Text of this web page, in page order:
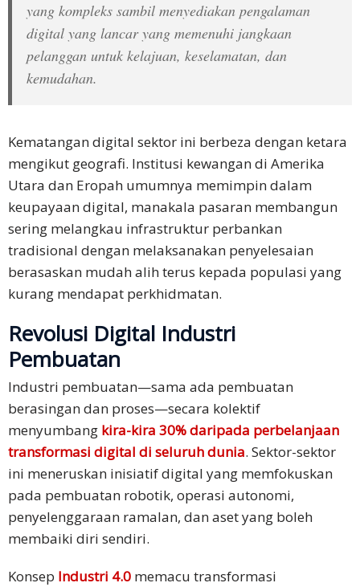
yang kompleks sambil menyediakan pengalaman
digital yang lancar yang memenuhi jangkaan
pelanggan untuk kelajuan, keselamatan, dan
kemudahan.
Kematangan digital sektor ini berbeza dengan ketara
mengikut geografi. Institusi kewangan di Amerika
Utara dan Eropah umumnya memimpin dalam
keupayaan digital, manakala pasaran membangun
sering melangkau infrastruktur perbankan
tradisional dengan melaksanakan penyelesaian
berasaskan mudah alih terus kepada populasi yang
kurang mendapat perkhidmatan.
Revolusi Digital Industri
Pembuatan
Industri pembuatan—sama ada pembuatan
berasingan dan proses—secara kolektif
menyumbang kira-kira 30% daripada perbelanjaan
transformasi digital di seluruh dunia. Sektor-sektor
ini meneruskan inisiatif digital yang memfokuskan
pada pembuatan robotik, operasi autonomi,
penyelenggaraan ramalan, dan aset yang boleh
membaiki diri sendiri.
Konsep Industri 4.0 memacu transformasi